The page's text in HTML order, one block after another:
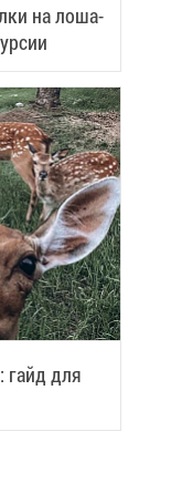
на ло­ша­
гайд для